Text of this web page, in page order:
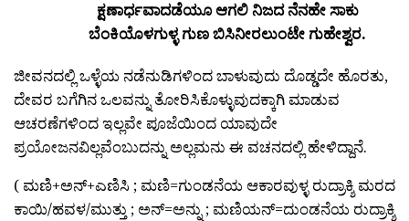
ಕ್ಷಣಾರ್ಧವಾದಡೆಯೂ ಆಗಲಿ ನಿಜದ ನೆನಹೇ ಸಾಕು
ಬೆಂಕಿಯೊಳಗುಳ್ಳ ಗುಣ ಬಿಸಿನೀರಲುಂಟೇ ಗುಹೇಶ್ವರ.
ಜೀವನದಲ್ಲಿ ಒಳ್ಳೆಯ ನಡೆನುಡಿಗಳಿಂದ ಬಾಳುವುದು ದೊಡ್ಡದೇ ಹೊರತು,
ದೇವರ ಬಗೆಗಿನ ಒಲವನ್ನು ತೋರಿಸಿಕೊಳ್ಳುವುದಕ್ಕಾಗಿ ಮಾಡುವ
ಆಚರಣೆಗಳಿಂದ ಇಲ್ಲವೇ ಪೂಜೆಯಿಂದ ಯಾವುದೇ
ಪ್ರಯೋಜನವಿಲ್ಲವೆಂಬುದನ್ನು ಅಲ್ಲಮನು ಈ ವಚನದಲ್ಲಿ ಹೇಳಿದ್ದಾನೆ.
( ಮಣಿ+ಅನ್+ಎಣಿಸಿ ; ಮಣಿ=ಗುಂಡನೆಯ ಆಕಾರವುಳ್ಳ ರುದ್ರಾಕ್ಶಿ ಮರದ
ಕಾಯಿ/ಹವಳ/ಮುತ್ತು ; ಅನ್=ಅನ್ನು ; ಮಣಿಯನ್=ದುಂಡನೆಯ ರುದ್ರಾಕ್ಶಿ